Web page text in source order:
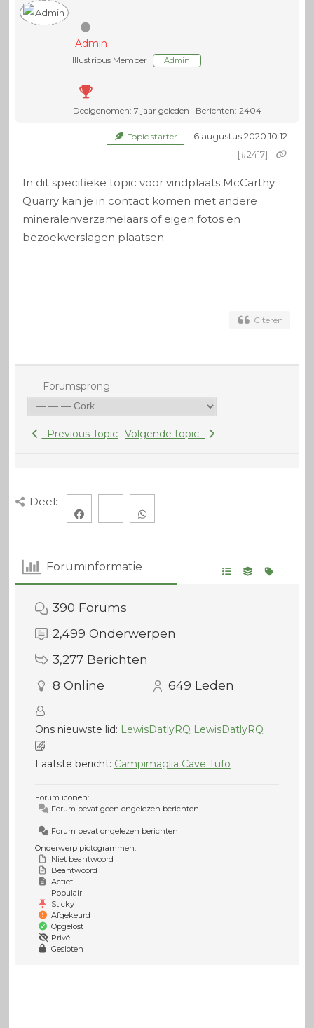
Admin
Illustrious Member Admin
Deelgenomen: 7 jaar geleden Berichten: 2404
Topic starter
6 augustus 2020 10:12
[#2417]
In dit specifieke topic voor vindplaats McCarthy
Quarry kan je in contact komen met andere
mineralenverzamelaars of eigen fotos en
bezoekverslagen plaatsen.
Citeren
Forumsprong:
Previous Topic Volgende topic
Deel:
Foruminformatie
390 Forums
2,499 Onderwerpen
3,277 Berichten
8 Online 649 Leden
Ons nieuwste lid: LewisDatlyRQ LewisDatlyRQ
Laatste bericht: Campimaglia Cave Tufo
Forum iconen:
Forum bevat geen ongelezen berichten
Forum bevat ongelezen berichten
Onderwerp pictogrammen:
Niet beantwoord
Beantwoord
Actief
Populair
Sticky
Afgekeurd
Opgelost
Privé
Gesloten